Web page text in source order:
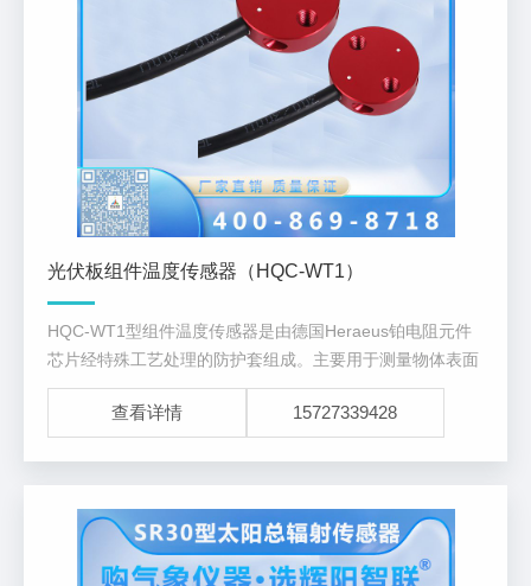
光伏板组件温度传感器（HQC-WT1）
HQC-WT1型组件温度传感器是由德国Heraeus铂电阻元件
芯片经特殊工艺处理的防护套组成。主要用于测量物体表面
的温度，贴片式温度传感器通过自粘胶方式将传感器贴在物
体表面，实现较理想的测温效果。贴片
查看详情 15727339428